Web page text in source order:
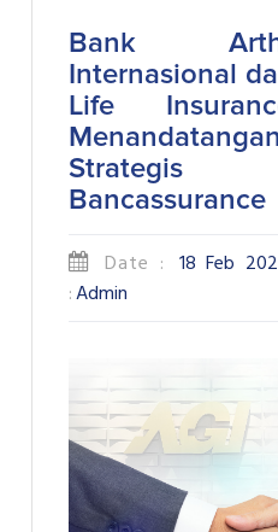
Bank
Internasional
Life
Bancassurance
Date : 18 Feb
:Admin